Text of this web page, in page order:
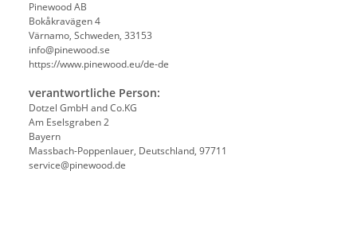
Pinewood AB
Bokåkravägen 4
Värnamo, Schweden, 33153
info@pinewood.se
https://www.pinewood.eu/de-de
verantwortliche Person:
Dotzel GmbH and Co.KG
Am Eselsgraben 2
Bayern
Massbach-Poppenlauer, Deutschland, 97711
service@pinewood.de